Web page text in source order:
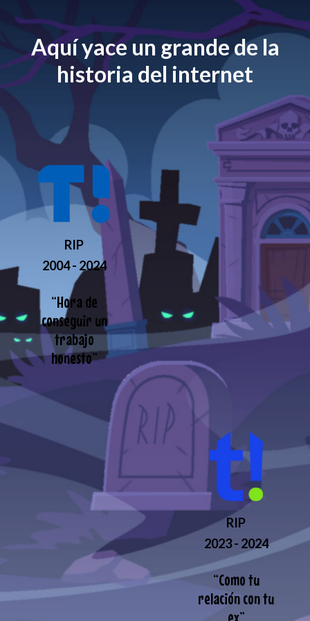
Aquí yace un grande de la
historia del internet
RIP
2004 - 2024
“Hora de
conseguir un
trabajo
honesto”
RIP
2023 - 2024
“Como tu
relación con tu
ex”